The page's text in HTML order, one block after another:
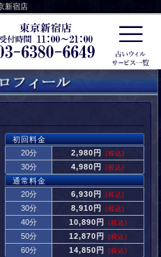
新宿店
初回料金
20分
2,980円 (税込)
30分 4,980円 (税込)
通常料金
20分
6,930円 (税込)
30分 8,910円 (税込)
40分 10,890円 (税込)
50分 12,870円 (税込)
60分 14,850円 (税込)